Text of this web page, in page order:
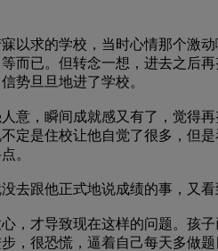
求的学校，当时心情那个激动
而已。但转念一想，进去之后
势旦旦地进了学校。
，瞬间成就感又有了，觉得再
定是住校让他自觉了很多，但
。
跟他正式地说成绩的事，又看
才导致现在这样的问题。孩子
，很恐慌，逼着自己每天多做